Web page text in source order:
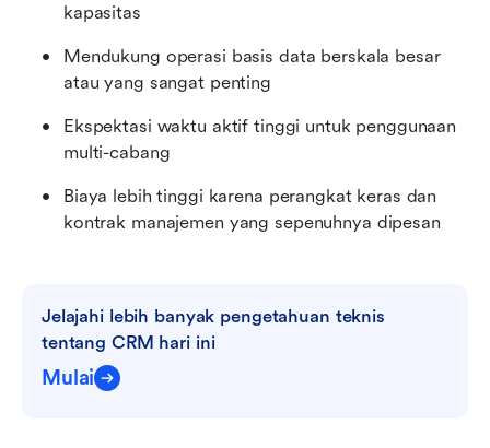
kapasitas
Mendukung operasi basis data berskala besar
atau yang sangat penting
Ekspektasi waktu aktif tinggi untuk penggunaan
multi-cabang
Biaya lebih tinggi karena perangkat keras dan
kontrak manajemen yang sepenuhnya dipesan
Jelajahi lebih banyak pengetahuan teknis
tentang CRM hari ini
Mulai